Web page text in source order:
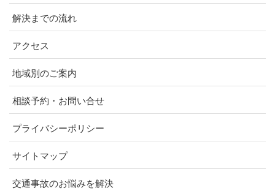
解決までの流れ
アクセス
地域別のご案内
相談予約・お問い合せ
プライバシーポリシー
サイトマップ
交通事故のお悩みを解決